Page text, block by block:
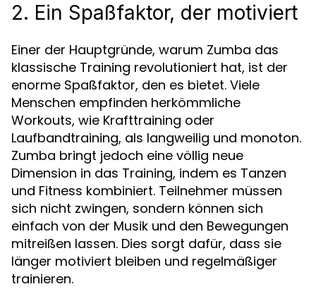
2. Ein Spaßfaktor, der motiviert
Einer der Hauptgründe, warum Zumba das
klassische Training revolutioniert hat, ist der
enorme Spaßfaktor, den es bietet. Viele
Menschen empfinden herkömmliche
Workouts, wie Krafttraining oder
Laufbandtraining, als langweilig und monoton.
Zumba bringt jedoch eine völlig neue
Dimension in das Training, indem es Tanzen
und Fitness kombiniert. Teilnehmer müssen
sich nicht zwingen, sondern können sich
einfach von der Musik und den Bewegungen
mitreißen lassen. Dies sorgt dafür, dass sie
länger motiviert bleiben und regelmäßiger
trainieren.